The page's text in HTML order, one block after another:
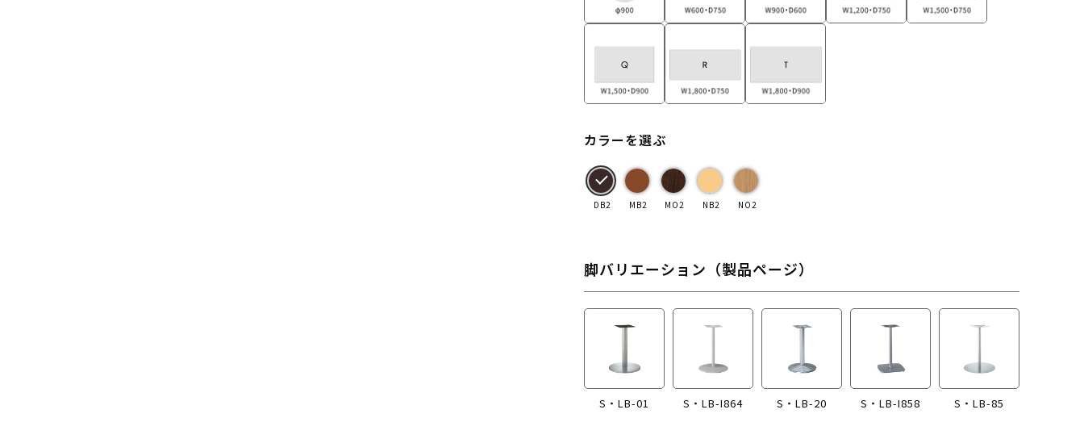
カラーを選ぶ
DB2 MB2 MO2 NB2 NO2
脚バリエーション（製品ページ）
S・LB-01 S・LB-I864 S・LB-20 S・LB-I858 S・LB-85